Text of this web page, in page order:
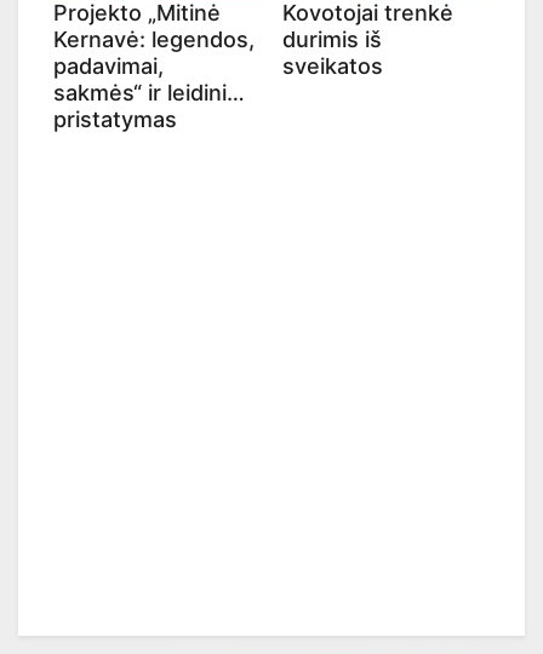
Projekto „Mitinė
Kernavė: legendos,
padavimai,
sakmės“ ir leidinio
pristatymas
Kovotojai trenkė
durimis iš
sveikatos